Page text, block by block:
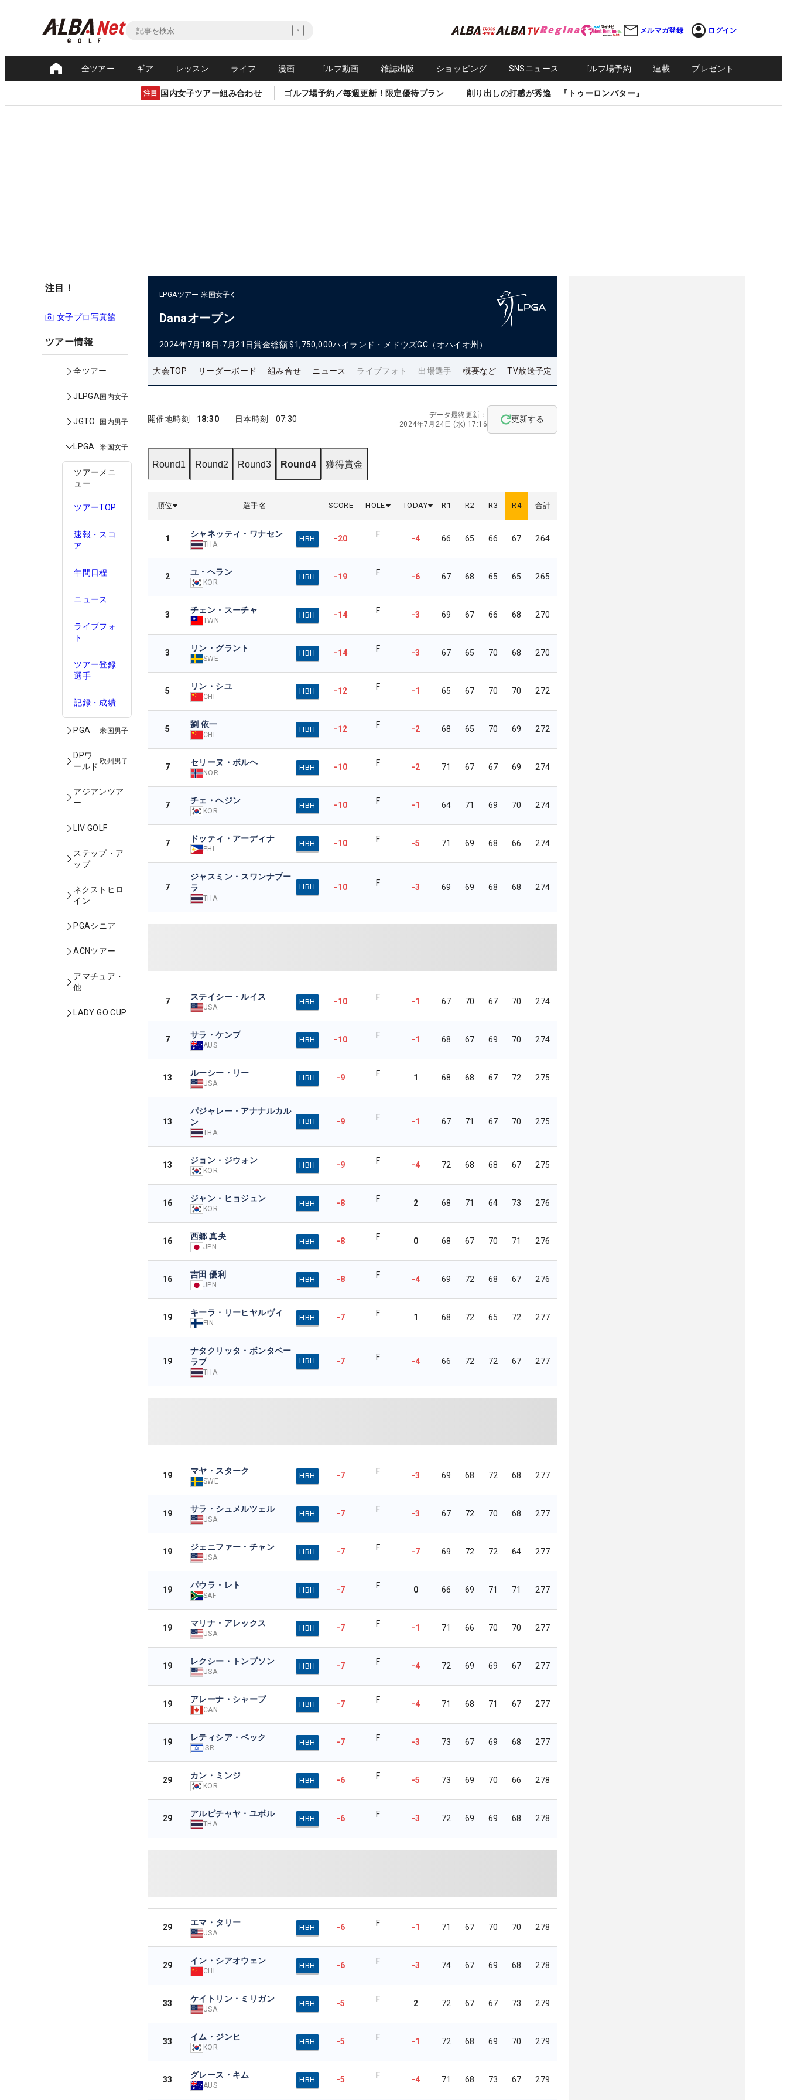
メルマガ登録 ログイン
全ツアー ギア レッスン ライフ 漫画 ゴルフ動画 雑誌出版 ショッピング SNSニュース ゴルフ場予約 連載 プレゼント
注目 国内女子ツアー組み合わせ ゴルフ場予約／毎週更新！限定優待プラン 削り出しの打感が秀逸 『トゥーロンパター』
注目！
女子プロ写真館
ツアー情報
全ツアー
JLPGA国内女子
JGTO 国内男子
LPGA 米国女子
ツアーメニ
ュー
ツアーTOP
速報・スコ
ア
年間日程
ニュース
ライブフォ
ト
ツアー登録
選手
記録・成績
PGA 米国男子
DPワ
ールド
欧州男子
アジアンツア
ー
LIV GOLF
ステップ・ア
ップ
ネクストヒロ
イン
PGAシニア
ACNツアー
アマチュア・
他
LADY GO CUP
LPGAツアー 米国女子
Danaオープン
2024年7月18日-7月21日賞金総額 $1,750,000ハイランド・メドウズGC（オハイオ州）
大会TOP リーダーボード 組み合せ ニュース ライブフォト 出場選手 概要など TV放送予定
開催地時刻 18:30 日本時刻 07:30
データ最終更新：
2024年7月24日 (水) 17:16
更新する
Round1 Round2 Round3 Round4 獲得賞金
順位 選手名 SCORE HOLE TODAY R 1 R2 R3 R4 合計
1 シャネッティ・ワナセン
THA
HBH -20 F -4 66 65 66 67 264
2 ユ・ヘラン
KOR
HBH -19 F -6 67 68 65 65 265
3 チェン・スーチャ
TWN
HBH -14 F -3 69 67 66 68 270
3 リン・グラント
SWE
HBH -14 F -3 67 65 70 68 270
5 リン・シユ
CHI
HBH -12 F -1 65 67 70 70 272
5 劉 依一
CHI
HBH -12 F -2 68 65 70 69 272
7 セリーヌ・ボルヘ
NOR
HBH -10 F -2 71 67 67 69 274
7 チェ・ヘジン
KOR
HBH -10 F -1 64 71 69 70 274
7 ドッティ・アーディナ
PHL
HBH -10 F -5 71 69 68 66 274
7
ジャスミン・スワンナプー
ラ
THA
HBH -10 F -3 69 69 68 68 274
7 ステイシー・ルイス
USA
HBH -10 F -1 67 70 67 70 274
7 サラ・ケンプ
AUS
HBH -10 F -1 68 67 69 70 274
13 ルーシー・リー
USA
HBH -9 F 1 68 68 67 72 275
13
パジャレー・アナナルカル
ン
THA
HBH -9 F -1 67 71 67 70 275
13 ジョン・ジウォン
KOR
HBH -9 F -4 72 68 68 67 275
16 ジャン・ヒョジュン
KOR
HBH -8 F 2 68 71 64 73 276
16 西郷 真央
JPN
HBH -8 F 0 68 67 70 71 276
16 吉田 優利
JPN
HBH -8 F -4 69 72 68 67 276
19 キーラ・リーヒヤルヴィ
FIN
HBH -7 F 1 68 72 65 72 277
19
ナタクリッタ・ボンタベー
ラプ
THA
HBH -7 F -4 66 72 72 67 277
19 マヤ・スターク
SWE
HBH -7 F -3 69 68 72 68 277
19 サラ・シュメルツェル
USA
HBH -7 F -3 67 72 70 68 277
19 ジェニファー・チャン
USA
HBH -7 F -7 69 72 72 64 277
19 パウラ・レト
SAF
HBH -7 F 0 66 69 71 71 277
19 マリナ・アレックス
USA
HBH -7 F -1 71 66 70 70 277
19 レクシー・トンプソン
USA
HBH -7 F -4 72 69 69 67 277
19 アレーナ・シャープ
CAN
HBH -7 F -4 71 68 71 67 277
19 レティシア・ベック
ISR
HBH -7 F -3 73 67 69 68 277
29 カン・ミンジ
KOR
HBH -6 F -5 73 69 70 66 278
29 アルピチャヤ・ユボル
THA
HBH -6 F -3 72 69 69 68 278
29 エマ・タリー
USA
HBH -6 F -1 71 67 70 70 278
29 イン・シアオウェン
CHI
HBH -6 F -3 74 67 69 68 278
33 ケイトリン・ミリガン
USA
HBH -5 F 2 72 67 67 73 279
33 イム・ジンヒ
KOR
HBH -5 F -1 72 68 69 70 279
33 グレース・キム
AUS
HBH -5 F -4 71 68 73 67 279